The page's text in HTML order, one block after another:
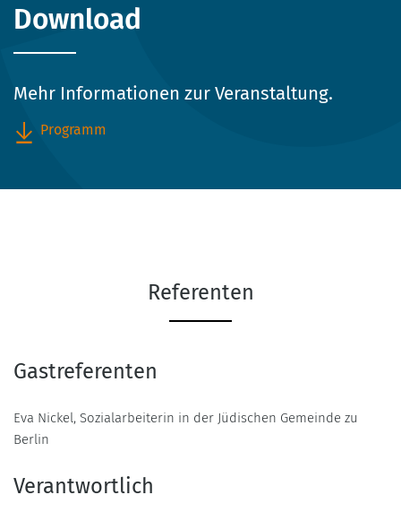
Download
Mehr Informationen zur Veranstaltung.
Programm
Referenten
Gastreferenten
Eva Nickel, Sozialarbeiterin in der Jüdischen Gemeinde zu
Berlin
Verantwortlich